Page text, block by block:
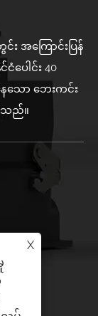
အကြောင်းပြန်
ေါင်း 40
ေသော ဘေးကင်း
ါသည်။
X